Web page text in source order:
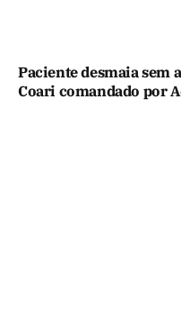
Paciente desmaia sem
Coari comandado por